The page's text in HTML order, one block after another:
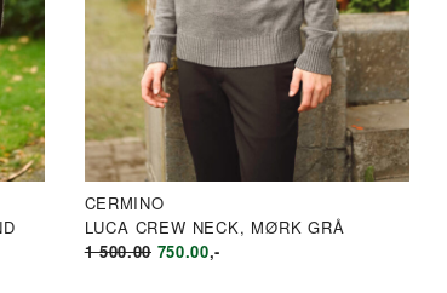
CERMINO
LUCA CREW NECK, MØRK GRÅ
1 500.00 OPPRINNELIG
750.00NÅVÆRENDE
,-